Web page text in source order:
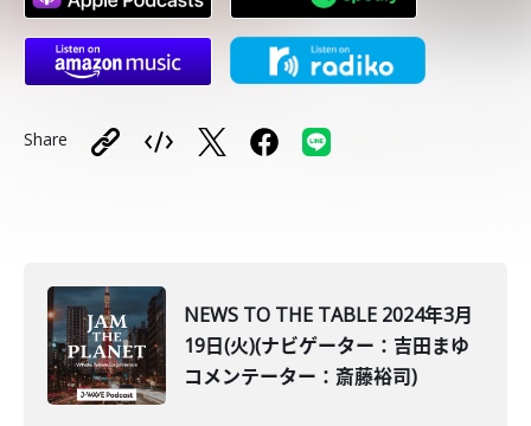
Share
NEWS TO THE TABLE 2024年3月
19日(火)(ナビゲーター：吉田まゆ
コメンテーター：斎藤裕司)